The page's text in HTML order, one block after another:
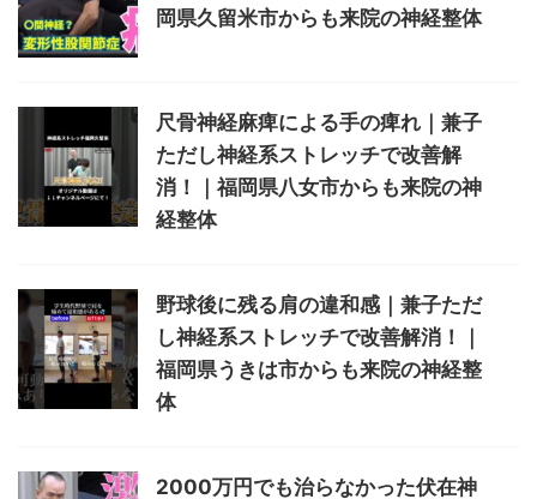
岡県久留米市からも来院の神経整体
尺骨神経麻痺による手の痺れ｜兼子
ただし神経系ストレッチで改善解
消！｜福岡県八女市からも来院の神
経整体
野球後に残る肩の違和感｜兼子ただ
し神経系ストレッチで改善解消！｜
福岡県うきは市からも来院の神経整
体
2000万円でも治らなかった伏在神